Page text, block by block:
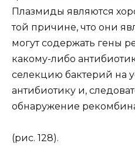
Плазмиды являются
той причине, что они
могут содержать гены
какому-либо
селекцию бактерий на
антибиотику и,
обнаружение
(рис. 128).